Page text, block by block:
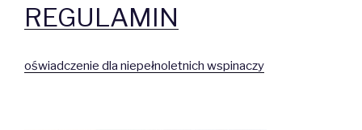
REGULAMIN
oświadczenie dla niepełnoletnich wspinaczy